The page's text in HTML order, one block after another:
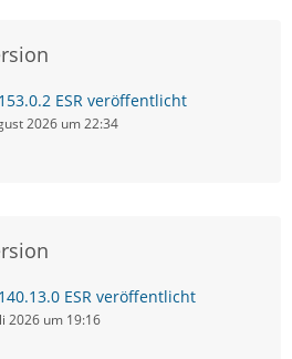
ESR veröffentlicht
2026 um 22:34
ESR veröffentlicht
2026 um 19:16